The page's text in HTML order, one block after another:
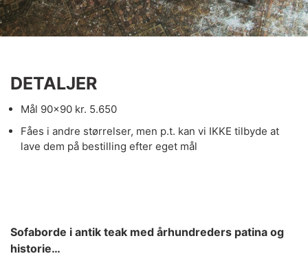
DETALJER
Mål 90×90 kr. 5.650
Fåes i andre størrelser, men p.t. kan vi IKKE tilbyde at
lave dem på bestilling efter eget mål
Sofaborde i antik teak med århundreders patina og
historie…